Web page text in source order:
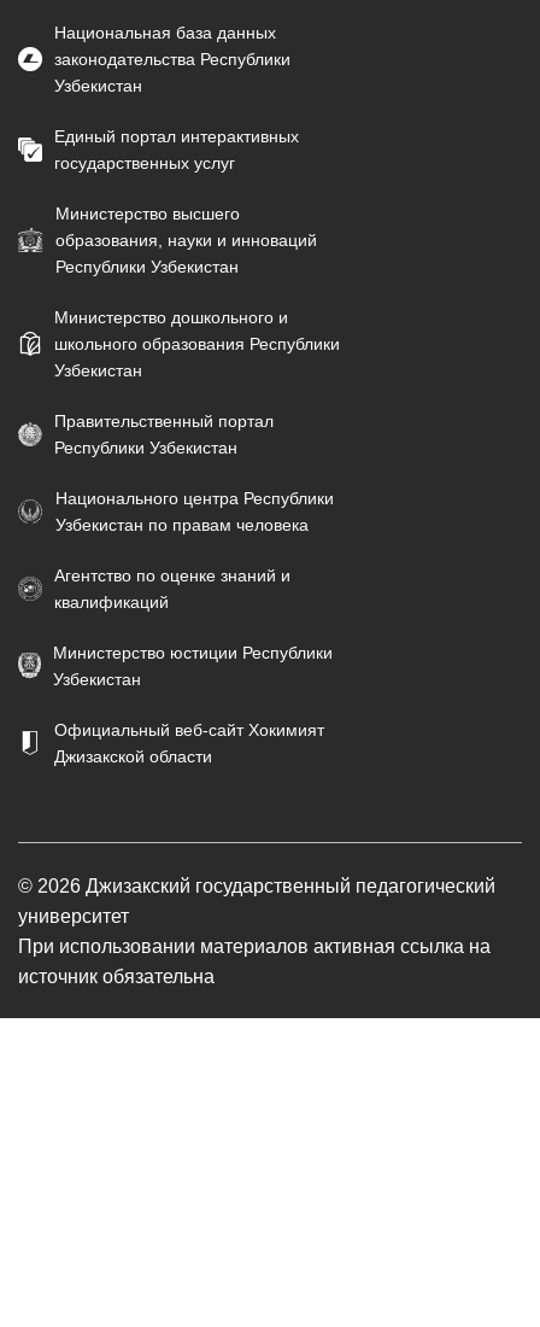
Национальная база данных
законодательства Республики
Узбекистан
Единый портал интерактивных
государственных услуг
Министерство высшего
образования, науки и инноваций
Республики Узбекистан
Министерство дошкольного и
школьного образования Республики
Узбекистан
Правительственный портал
Республики Узбекистан
Национального центра Республики
Узбекистан по правам человека
Агентство по оценке знаний и
квалификаций
Министерство юстиции Республики
Узбекистан
Официальный веб-сайт Хокимият
Джизакской области
© 2026 Джизакский государственный педагогический
университет
При использовании материалов активная ссылка на
источник обязательна